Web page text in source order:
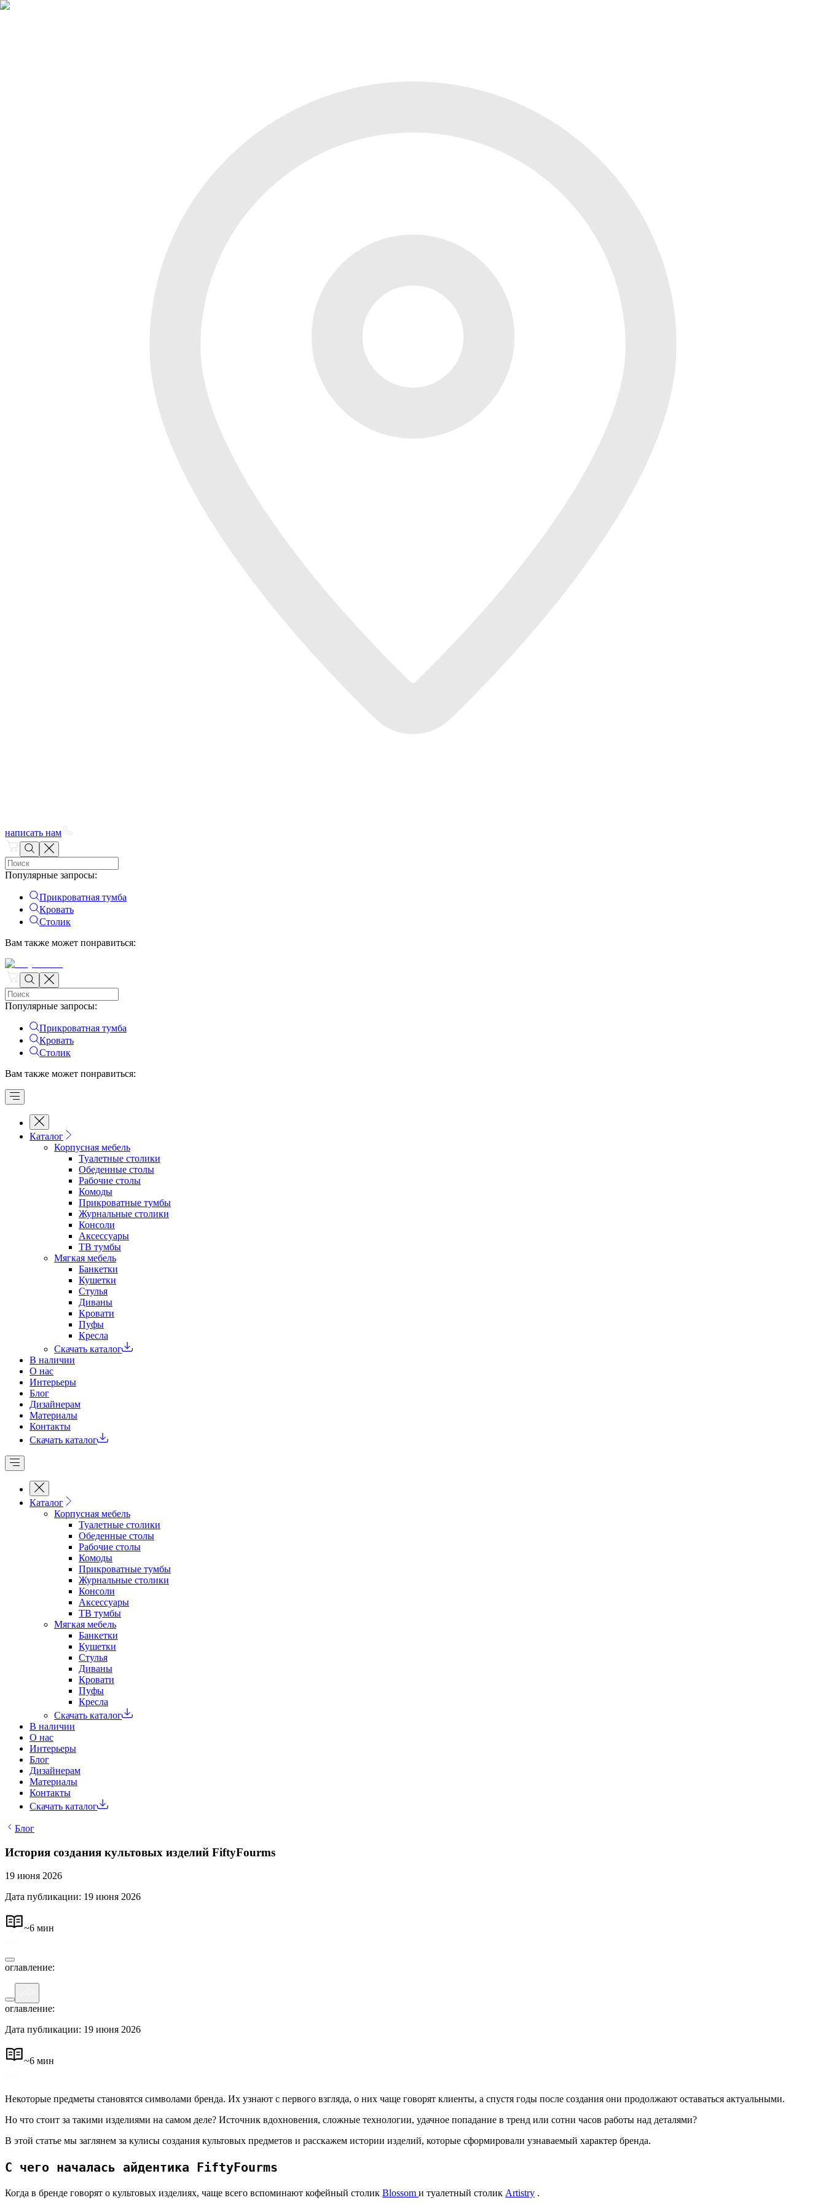
написать нам
Популярные запросы:
Прикроватная тумба
Кровать
Столик
Вам также может понравиться:
Популярные запросы:
Прикроватная тумба
Кровать
Столик
Вам также может понравиться:
Каталог
Корпусная мебель
Туалетные столики
Обеденные cтолы
Рабочие столы
Комоды
Прикроватные тумбы
Журнальные столики
Консоли
Аксессуары
ТВ тумбы
Мягкая мебель
Банкетки
Кушетки
Стулья
Диваны
Кровати
Пуфы
Кресла
Скачать каталог
В наличии
О нас
Интерьеры
Блог
Дизайнерам
Материалы
Контакты
Скачать каталог
Каталог
Корпусная мебель
Туалетные столики
Обеденные cтолы
Рабочие столы
Комоды
Прикроватные тумбы
Журнальные столики
Консоли
Аксессуары
ТВ тумбы
Мягкая мебель
Банкетки
Кушетки
Стулья
Диваны
Кровати
Пуфы
Кресла
Скачать каталог
В наличии
О нас
Интерьеры
Блог
Дизайнерам
Материалы
Контакты
Скачать каталог
Блог
История создания культовых изделий FiftyFourms
19 июня 2026
Дата публикации: 19 июня 2026
~6 мин
оглавление:
оглавление:
Дата публикации: 19 июня 2026
~6 мин
Некоторые предметы становятся символами бренда. Их узнают с первого взгляда, о них чаще говорят клиенты, а спустя годы после создания они продолжают оставаться актуальными.
Но что стоит за такими изделиями на самом деле? Источник вдохновения, сложные технологии, удачное попадание в тренд или сотни часов работы над деталями?
В этой статье мы заглянем за кулисы создания культовых предметов и расскажем истории изделий, которые сформировали узнаваемый характер бренда.
С чего началась айдентика FiftyFourms
Когда в бренде говорят о культовых изделиях, чаще всего вспоминают кофейный столик Blossom и туалетный столик Artistry .